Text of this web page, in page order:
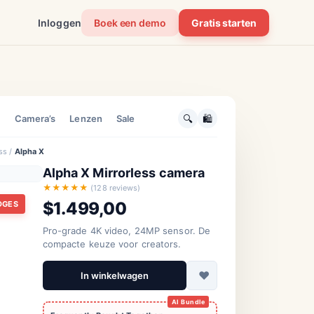
Inloggen Boek een demo Gratis starten
Camera’s Lenzen Sale 🔍 🛍️
/ Alpha X
Alpha X Mirrorless camera
★★★★★ (128 reviews)
$1.499,00
Pro-grade 4K video, 24MP sensor. De
compacte keuze voor creators.
In winkelwagen ♥
Accessories Focused
AI:
mijlpaal
Aanbevolen voor jou
AI in de zorg
Op basis van
Science Daily